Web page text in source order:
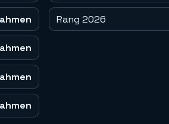
Rang 2026